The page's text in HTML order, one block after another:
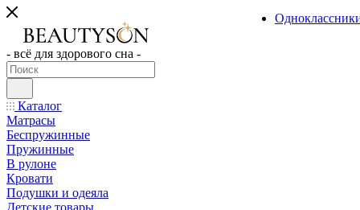
- всё для здорового сна -
Каталог
Матрасы
Беспружинные
Пружинные
В рулоне
Кровати
Подушки и одеяла
Детские товары